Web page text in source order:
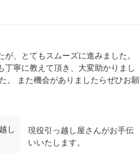
、とてもスムーズに進みました。
丁寧に教えて頂き、大変助かりまし
。 また機会がありましたらぜひお願
し
現役引っ越し屋さんがお手伝
いいたします。